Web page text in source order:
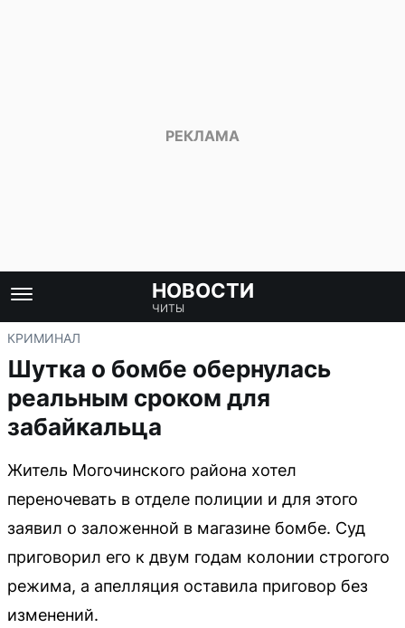
НОВОСТИ
ЧИТЫ
КРИМИНАЛ
Шутка о бомбе обернулась
реальным сроком для
забайкальца
Житель Могочинского района хотел
переночевать в отделе полиции и для этого
заявил о заложенной в магазине бомбе. Суд
приговорил его к двум годам колонии строгого
режима, а апелляция оставила приговор без
изменений.